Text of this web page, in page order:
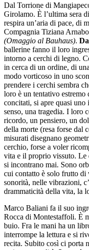
Dal Torrione di
Girolamo. È l’ultima sera di
respira un’aria di pace, di
Compagnia Tiziana
(Omaggio al Bauhaus).
ballerine fanno il loro
intorno a cerchi di legno.
in cerca di un ordine, di
modo vorticoso in uno
prendere i cerchi sembra
loro è un tentativo
concitati, si apre quasi
senso, una tragedia. I loro
ricordo, un pensiero, un
della morte (resa forse dal
misurati disegnano
cerchio, forse a voler
vita e il proprio vissuto. Le
si incontrano mai. Sono
cui contatto è solo frutto
sonorità, nelle vibrazioni,
drammaticità della vita, la
Marco Baliani fa il suo
Rocca di Montestaffoli. È
buio. Fra le mani ha un
interrompe la lettura e si
recita. Subito così ci porta